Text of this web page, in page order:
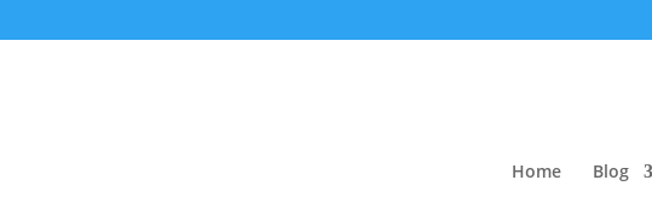
Home Blog